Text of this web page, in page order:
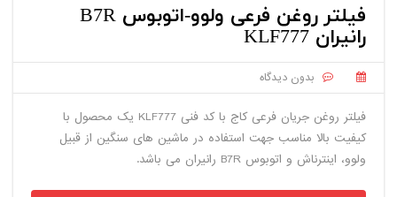
فیلتر روغن فرعی ولوو-اتوبوس B7R
رانیران KLF777
بدون دیدگاه
فیلتر روغن جریان فرعی کاج با کد فنی KLF777 یک محصول با
کیفیت بالا مناسب جهت استفاده در ماشین های سنگین از قبیل
ولوو، اینترناش و اتوبوس B7R رانیران می باشد.